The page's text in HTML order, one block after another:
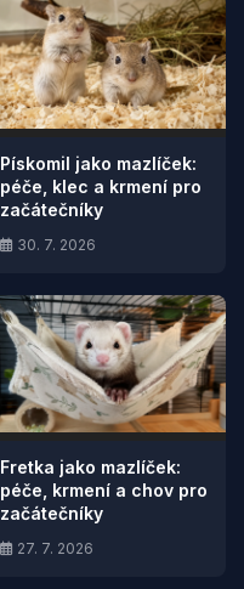
Pískomil jako mazlíček:
péče, klec a krmení pro
začátečníky
30. 7. 2026
Fretka jako mazlíček:
péče, krmení a chov pro
začátečníky
27. 7. 2026